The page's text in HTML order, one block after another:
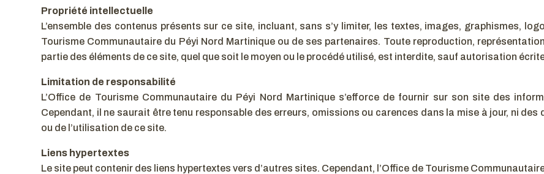
Propriété intellectuelle
L’ensemble des contenus présents sur ce site, incluant, sans s’y limiter, les textes, images, graphismes,
Tourisme Communautaire du Péyi Nord Martinique ou de ses partenaires. Toute reproduction,
partie des éléments de ce site, quel que soit le moyen ou le procédé utilisé, est interdite, sauf autorisation
Limitation de responsabilité
L’Office de Tourisme Communautaire du Péyi Nord Martinique s’efforce de fournir sur son site des
Cependant, il ne saurait être tenu responsable des erreurs, omissions ou carences dans la mise à jour, ni
ou de l’utilisation de ce site.
Liens hypertextes
Le site peut contenir des liens hypertextes vers d’autres sites. Cependant, l’Office de Tourisme